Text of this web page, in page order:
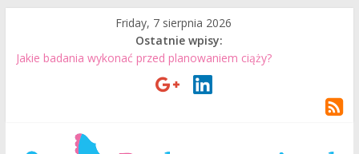
Friday, 7 sierpnia 2026
Ostatnie wpisy:
Jakie badania wykonać przed planowaniem ciąży?
Jak mężczyzna może przygotować się do ciąży? 7 rzeczy, które
specjalistą?